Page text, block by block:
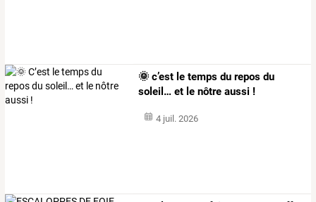
🌞 c’est le temps du repos du
soleil… et le nôtre aussi !
4 juil. 2026